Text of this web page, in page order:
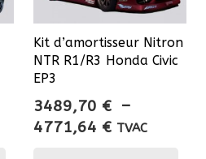
Kit d’amortisseur Nitron
NTR R1/R3 Honda Civic
EP3
3489,70 € –
4771,64 €Plage
TVAC